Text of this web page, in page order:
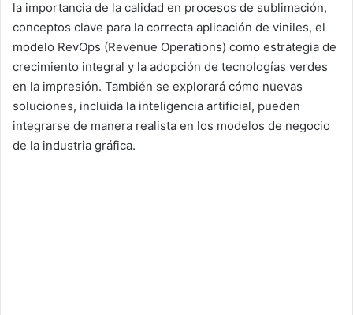
la importancia de la calidad en procesos de sublimación,
conceptos clave para la correcta aplicación de viniles, el
modelo RevOps (Revenue Operations) como estrategia de
crecimiento integral y la adopción de tecnologías verdes
en la impresión. También se explorará cómo nuevas
soluciones, incluida la inteligencia artificial, pueden
integrarse de manera realista en los modelos de negocio
de la industria gráfica.